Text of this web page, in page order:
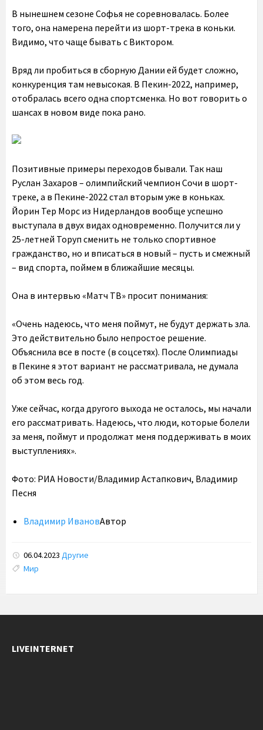
В нынешнем сезоне Софья не соревновалась. Более
того, она намерена перейти из шорт-трека в коньки.
Видимо, что чаще бывать с Виктором.
Вряд ли пробиться в сборную Дании ей будет сложно,
конкуренция там невысокая. В Пекин-2022, например,
отобралась всего одна спортсменка. Но вот говорить о
шансах в новом виде пока рано.
Позитивные примеры переходов бывали. Так наш
Руслан Захаров – олимпийский чемпион Сочи в шорт-
треке, а в Пекине-2022 стал вторым уже в коньках.
Йорин Тер Морс из Нидерландов вообще успешно
выступала в двух видах одновременно. Получится ли у
25-летней Торуп сменить не только спортивное
гражданство, но и вписаться в новый – пусть и смежный
– вид спорта, поймем в ближайшие месяцы.
Она в интервью «Матч ТВ» просит понимания:
«Очень надеюсь, что меня поймут, не будут держать зла.
Это действительно было непростое решение.
Объяснила все в посте (в соцсетях). После Олимпиады
в Пекине я этот вариант не рассматривала, не думала
об этом весь год.
Уже сейчас, когда другого выхода не осталось, мы начали
его рассматривать. Надеюсь, что люди, которые болели
за меня, поймут и продолжат меня поддерживать в моих
выступлениях».
Фото: РИА Новости/Владимир Астапкович, Владимир
Песня
Владимир ИвановАвтор
06.04.2023 Другие
Tags:
Мир
LIVEINTERNET